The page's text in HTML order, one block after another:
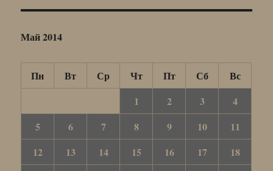
Май 2014
Пн Вт Ср Чт Пт Сб
Вс
1
2 3
4
5
6 7 8 9 10
11
12
13 14 15 16 17
18